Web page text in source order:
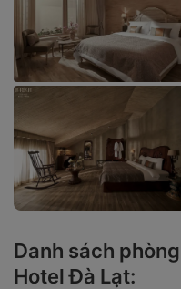
Danh sách
Hotel Đà Lạt: